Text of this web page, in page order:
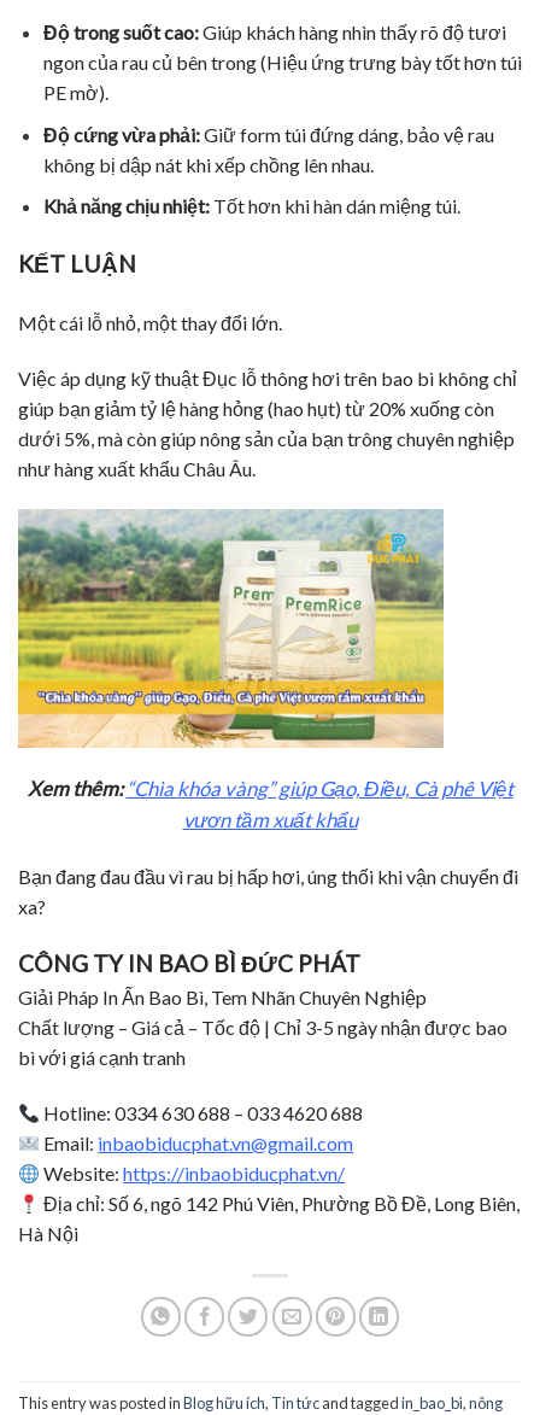
Độ trong suốt cao:Giúp khách hàng nhìn thấy rõ độ tươi
ngon của rau củ bên trong (Hiệu ứng trưng bày tốt hơn túi
PE mờ).
Độ cứng vừa phải:Giữ form túi đứng dáng, bảo vệ rau
không bị dập nát khi xếp chồng lên nhau.
Khả năng chịu nhiệt:Tốt hơn khi hàn dán miệng túi.
KẾT LUẬN
Một cái lỗ nhỏ, một thay đổi lớn.
Việc áp dụng kỹ thuật Đục lỗ thông hơi trên bao bì không chỉ
giúp bạn giảm tỷ lệ hàng hỏng (hao hụt) từ 20% xuống còn
dưới 5%, mà còn giúp nông sản của bạn trông chuyên nghiệp
như hàng xuất khẩu Châu Âu.
Xem thêm: “Chìa khóa vàng” giúp Gạo, Điều, Cà phê Việt
vươn tầm xuất khẩu
Bạn đang đau đầu vì rau bị hấp hơi, úng thối khi vận chuyển đi
xa?
CÔNG TY IN BAO BÌ ĐỨC PHÁT
Giải Pháp In Ấn Bao Bì, Tem Nhãn Chuyên Nghiệp
Chất lượng – Giá cả – Tốc độ | Chỉ 3-5 ngày nhận được bao
bì với giá cạnh tranh
Hotline: 0334 630 688 – 033 4620 688
Email: inbaobiducphat.vn@gmail.com
Website:https://inbaobiducphat.vn/
Địa chỉ: Số 6, ngõ 142 Phú Viên, Phường Bồ Đề, Long Biên,
Hà Nội
This entry was posted inBlog hữu ích, Tin tứcand taggedin_bao_bì,nông